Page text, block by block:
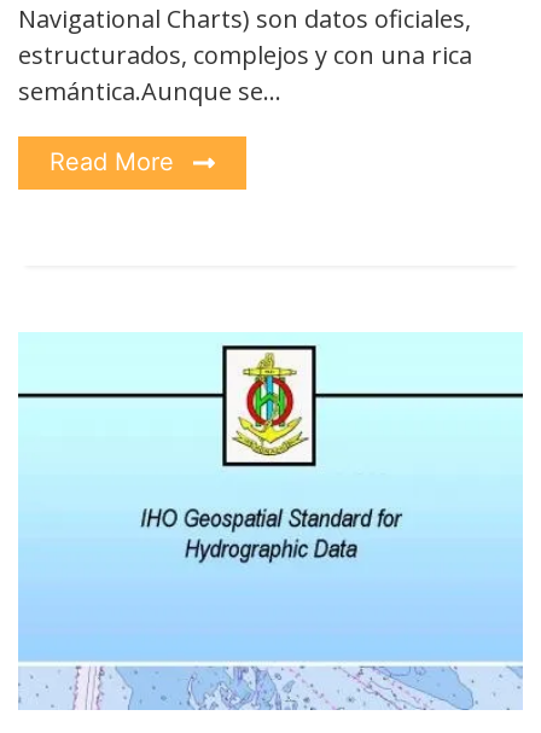
Navigational Charts) son datos oficiales,
estructurados, complejos y con una rica
semántica.Aunque se…
Read More